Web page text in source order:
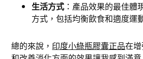
生活方式 ：產品效果的最佳體
方式，包括均衡飲食和適度運
總的來說， 印度小綠瓶膠囊正品在